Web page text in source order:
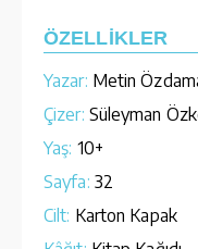
ÖZELLİKLER
Yazar: Metin
Çizer: Süleyman
Yaş: 10+
Sayfa: 32
Cilt: Karton Kapak